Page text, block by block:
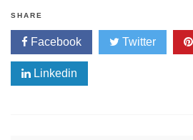
SHARE
Facebook Twitter
Linkedin